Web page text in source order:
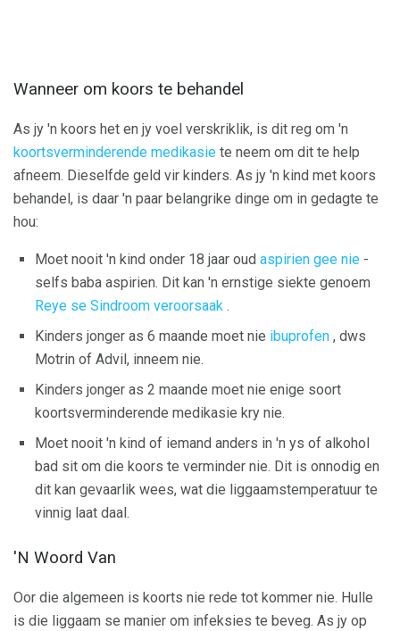
Wanneer om koors te behandel
As jy 'n koors het en jy voel verskriklik, is dit reg om 'n
koortsverminderende medikasie te neem om dit te help
afneem. Dieselfde geld vir kinders. As jy 'n kind met koors
behandel, is daar 'n paar belangrike dinge om in gedagte te
hou:
Moet nooit 'n kind onder 18 jaar oud aspirien gee nie -
selfs baba aspirien. Dit kan 'n ernstige siekte genoem
Reye se Sindroom veroorsaak .
Kinders jonger as 6 maande moet nie ibuprofen , dws
Motrin of Advil, inneem nie.
Kinders jonger as 2 maande moet nie enige soort
koortsverminderende medikasie kry nie.
Moet nooit 'n kind of iemand anders in 'n ys of alkohol
bad sit om die koors te verminder nie. Dit is onnodig en
dit kan gevaarlik wees, wat die liggaamstemperatuur te
vinnig laat daal.
'N Woord Van
Oor die algemeen is koorts nie rede tot kommer nie. Hulle
is die liggaam se manier om infeksies te beveg. As jy op